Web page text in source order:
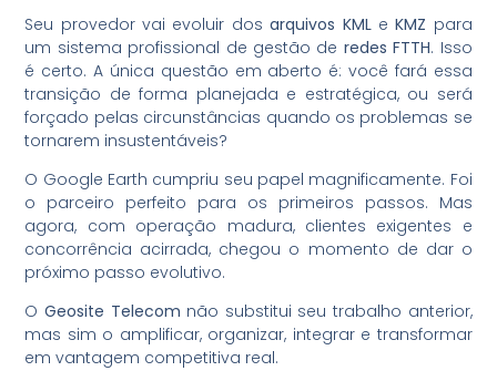
Seu provedor vai evoluir dosarquivos KMLeKMZ para
um sistema profissional de gestão de redes FTTH. Isso
é certo. A única questão em aberto é: você fará essa
transição de forma planejada e estratégica, ou será
forçado pelas circunstâncias quando os problemas se
tornarem insustentáveis?
O Google Earth cumpriu seu papel magnificamente. Foi
o parceiro perfeito para os primeiros passos. Mas
agora, com operação madura, clientes exigentes e
concorrência acirrada, chegou o momento de dar o
próximo passo evolutivo.
O Geosite Telecom não substitui seu trabalho anterior,
mas sim o amplificar, organizar, integrar e transformar
em vantagem competitiva real.